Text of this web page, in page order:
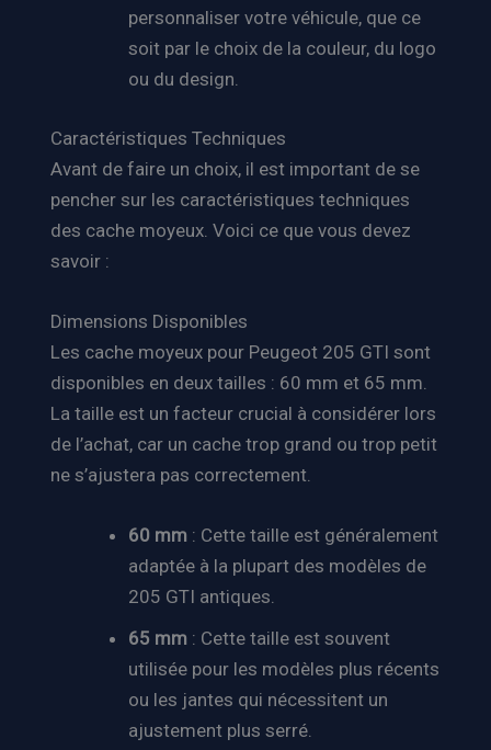
personnaliser votre véhicule, que ce
soit par le choix de la couleur, du logo
ou du design.
Caractéristiques Techniques
Avant de faire un choix, il est important de se
pencher sur les caractéristiques techniques
des cache moyeux. Voici ce que vous devez
savoir :
Dimensions Disponibles
Les cache moyeux pour Peugeot 205 GTI sont
disponibles en deux tailles : 60 mm et 65 mm.
La taille est un facteur crucial à considérer lors
de l’achat, car un cache trop grand ou trop petit
ne s’ajustera pas correctement.
60 mm: Cette taille est généralement
adaptée à la plupart des modèles de
205 GTI antiques.
65 mm: Cette taille est souvent
utilisée pour les modèles plus récents
ou les jantes qui nécessitent un
ajustement plus serré.